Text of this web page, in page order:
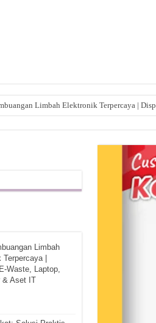
Limbah Elektronik Terpercaya |
Limbah
|
Waste, Laptop,
& Aset IT